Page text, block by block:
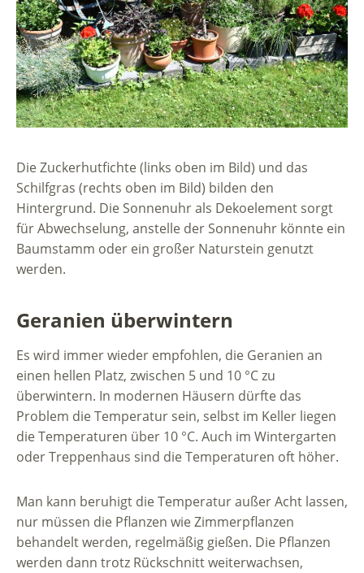
Die Zuckerhutfichte (links oben im Bild) und das
Schilfgras (rechts oben im Bild) bilden den
Hintergrund. Die Sonnenuhr als Dekoelement sorgt
für Abwechselung, anstelle der Sonnenuhr könnte ein
Baumstamm oder ein großer Naturstein genutzt
werden.
Geranien überwintern
Es wird immer wieder empfohlen, die Geranien an
einen hellen Platz, zwischen 5 und 10 °C zu
überwintern. In modernen Häusern dürfte das
Problem die Temperatur sein, selbst im Keller liegen
die Temperaturen über 10 °C. Auch im Wintergarten
oder Treppenhaus sind die Temperaturen oft höher.
Man kann beruhigt die Temperatur außer Acht lassen,
nur müssen die Pflanzen wie Zimmerpflanzen
behandelt werden, regelmäßig gießen. Die Pflanzen
werden dann trotz Rückschnitt weiterwachsen,